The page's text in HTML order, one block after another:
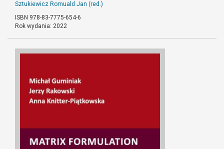
Sztukiewicz Romuald Jan (red.)
ISBN 978-83-7775-654-6
Rok wydania: 2022